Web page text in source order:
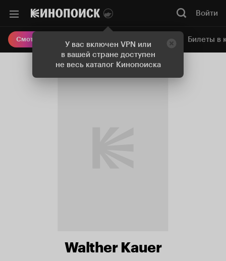
У вас включен VPN или
в вашей стране доступен
не весь каталог Кинопоиска
Войти
Смотреть кино Онлайн-кинотеатр Билеты в
Walther Kauer